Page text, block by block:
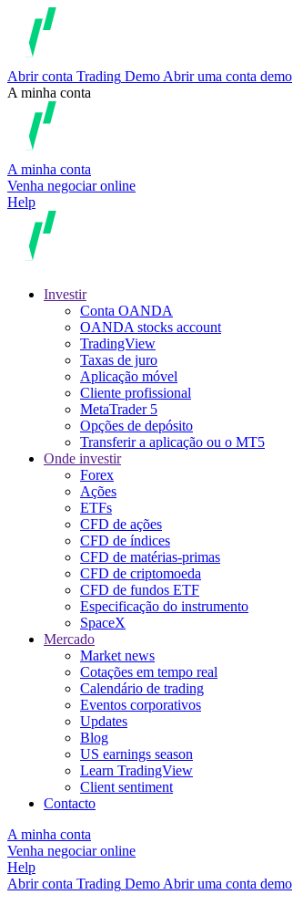
Abrir conta Trading Demo Abrir uma conta demo
A minha conta
A minha conta
Venha negociar online
Help
Investir
Conta OANDA
OANDA stocks account
TradingView
Taxas de juro
Aplicação móvel
Cliente profissional
MetaTrader 5
Opções de depósito
Transferir a aplicação ou o MT5
Onde investir
Forex
Ações
ETFs
CFD de ações
CFD de índices
CFD de matérias-primas
CFD de criptomoeda
CFD de fundos ETF
Especificação do instrumento
SpaceX
Mercado
Market news
Cotações em tempo real
Calendário de trading
Eventos corporativos
Updates
Blog
US earnings season
Learn TradingView
Client sentiment
Contacto
A minha conta
Venha negociar online
Help
Abrir conta Trading Demo Abrir uma conta demo